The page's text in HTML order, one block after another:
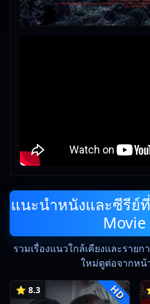
แนะนำหนังและซีรีย์
Movie
รวมเรื่องแนวใกล้เคียงและรายก
ใหม่ดูต่อจากห
⭐ 8.3 HD